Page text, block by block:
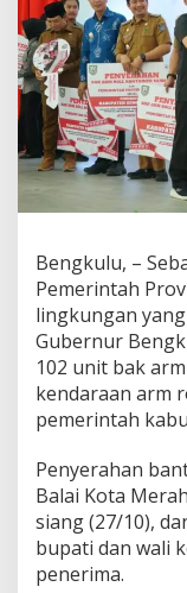
Bengkulu, –
Pemerintah
lingkungan
Gubernur
102 unit bak
kendaraan arm
pemerintah
Penyerahan
Balai Kota
siang (27/10),
bupati dan wali
penerima.